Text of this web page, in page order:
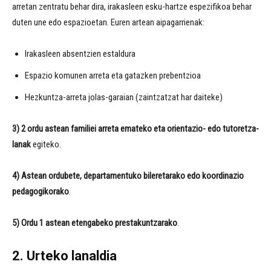
arretan zentratu behar dira, irakasleen esku-hartze espezifikoa behar
duten une edo espazioetan. Euren artean aipagarrienak:
Irakasleen absentzien estaldura
Espazio komunen arreta eta gatazken prebentzioa
Hezkuntza-arreta jolas-garaian (zaintzatzat har daiteke)
3) 2 ordu astean familiei arreta emateko eta orientazio- edo tutoretza-
lanakegiteko.
4) Asteanordubete, departamentuko bileretarako edo koordinazio
pedagogikorako.
5) Ordu 1 astean etengabeko prestakuntzarako.
2. Urteko lanaldia